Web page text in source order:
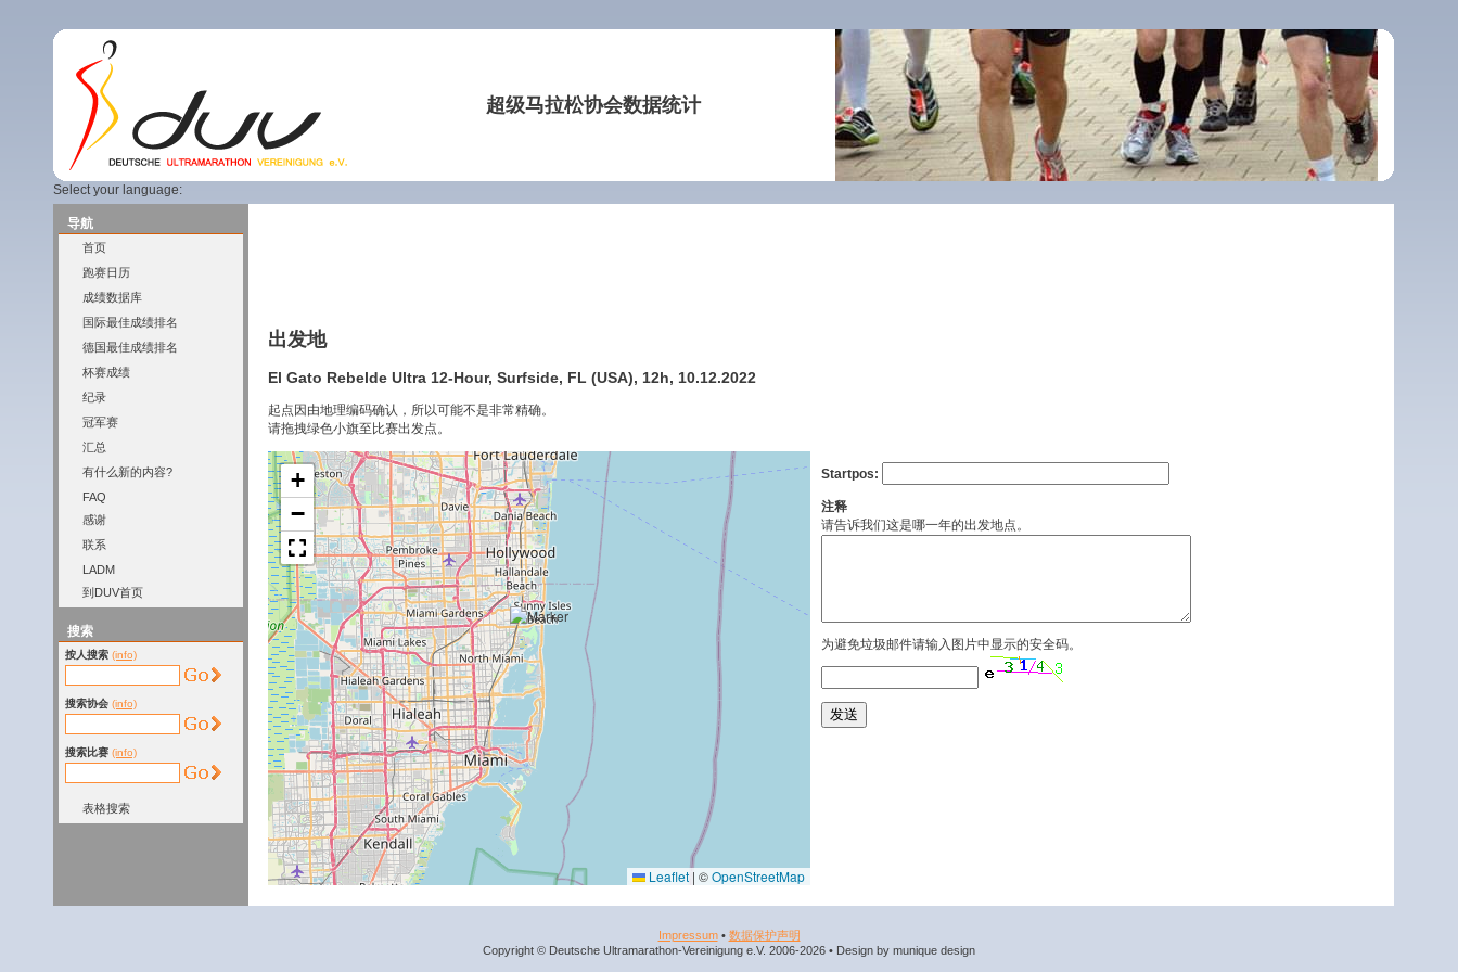
超级马拉松协会数据统计
Select your language:
导航
首页
跑赛日历
成绩数据库
国际最佳成绩排名
德国最佳成绩排名
杯赛成绩
纪录
冠军赛
汇总
有什么新的内容?
FAQ
感谢
联系
LADM
到DUV首页
搜索
按人搜索 (info)
搜索协会 (info)
搜索比赛 (info)
表格搜索
出发地
El Gato Rebelde Ultra 12-Hour, Surfside, FL (USA), 12h, 10.12.2022
起点因由地理编码确认，所以可能不是非常精确。
请拖拽绿色小旗至比赛出发点。
+
−
Leaflet | ©OpenStreetMap
Startpos:
注释
请告诉我们这是哪一年的出发地点。
为避免垃圾邮件请输入图片中显示的安全码。
Impressum• 数据​保护​声明
Copyright © Deutsche Ultramarathon-Vereinigung e.V. 2006-2026 • Design by munique design